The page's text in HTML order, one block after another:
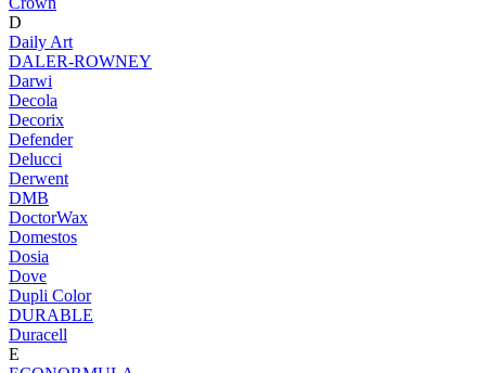
D
Daily Art
DALER-ROWNEY
Darwi
Decola
Decorix
Defender
Delucci
Derwent
DMB
DoctorWax
Domestos
Dosia
Dove
Dupli Color
DURABLE
Duracell
E